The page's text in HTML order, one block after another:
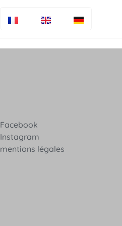
Facebook
Instagram
mentions légales